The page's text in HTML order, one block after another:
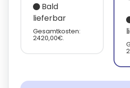
Bald
lieferbar
Gesamtkosten:
2420,00€.